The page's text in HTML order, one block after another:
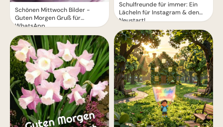
Schönen Mittwoch Bilder -
Guten Morgen Gruß für
WhatsApp
Schulfreunde für immer: Ein
Lächeln für Instagram & den
Neustart!